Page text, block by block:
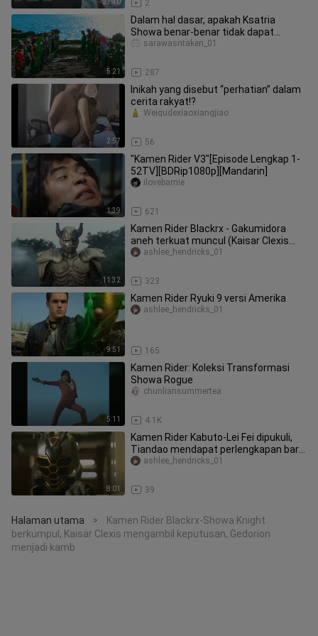
23:40 2
5:21
Dalam hal dasar, apakah Ksatria
Showa benar-benar tidak dapat
mengalahkan Ksatria Heisei?
287
sarawasntaken_01
2:57
Inikah yang disebut “perhatian” dalam
cerita rakyat!?
56
Weiqudexiaoxiangjiao
1:39
"Kamen Rider V3"[Episode Lengkap 1-
52TV][BDRip1080p][Mandarin]
621
ilovebamie
11:32
Kamen Rider Blackrx - Gakumidora
aneh terkuat muncul (Kaisar Clexis
juga sangat pandai membunuh oran
323
ashlee_hendricks_01
9:51
Kamen Rider Ryuki 9 versi Amerika
165
ashlee_hendricks_01
5:11
Kamen Rider: Koleksi Transformasi
Showa Rogue
4.1K
chunliansummertea
8:01
Kamen Rider Kabuto-Lei Fei dipukuli,
Tiandao mendapat perlengkapan baru,
dan Queen Bee versi Kageyam
39
ashlee_hendricks_01
Halaman utama >
Kamen Rider Blackrx-Showa Knight
berkumpul, Kaisar Clexis mengambil keputusan, Gedorion
menjadi kamb